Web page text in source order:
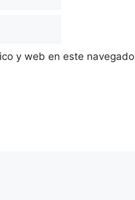
y web en este